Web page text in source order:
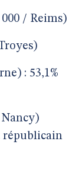
/ Reims)
: 53,1%
républicain